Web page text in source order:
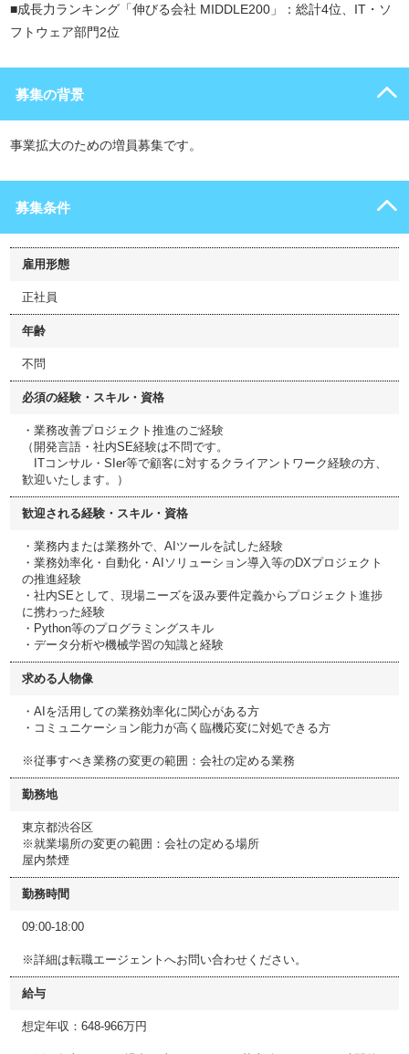
■成長力ランキング「伸びる会社 MIDDLE200」：総計4位、IT・ソ
フトウェア部門2位
募集の背景
事業拡大のための増員募集です。
募集条件
雇用形態
正社員
年齢
不問
必須の経験・スキル・資格
・業務改善プロジェクト推進のご経験
（開発言語・社内SE経験は不問です。
ITコンサル・SIer等で顧客に対するクライアントワーク経験の方、
歓迎いたします。）
歓迎される経験・スキル・資格
・業務内または業務外で、AIツールを試した経験
・業務効率化・自動化・AIソリューション導入等のDXプロジェクト
の推進経験
・社内SEとして、現場ニーズを汲み要件定義からプロジェクト進捗
に携わった経験
・Python等のプログラミングスキル
・データ分析や機械学習の知識と経験
求める人物像
・AIを活用しての業務効率化に関心がある方
・コミュニケーション能力が高く臨機応変に対処できる方
※従事すべき業務の変更の範囲：会社の定める業務
勤務地
東京都渋谷区
※就業場所の変更の範囲：会社の定める場所
屋内禁煙
勤務時間
09:00-18:00
※詳細は転職エージェントへお問い合わせください。
給与
想定年収：648-966万円